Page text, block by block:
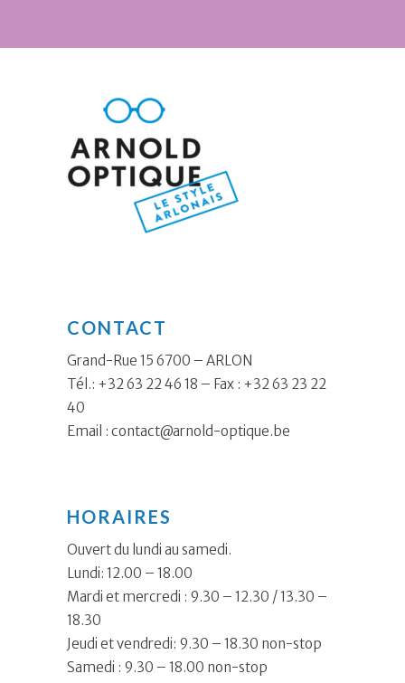
CONTACT
Grand-Rue 15 6700 – ARLON
Tél.: +32 63 22 46 18 – Fax : +32 63 23 22
40
Email : contact@arnold-optique.be
HORAIRES
Ouvert du lundi au samedi.
Lundi: 12.00 – 18.00
Mardi et mercredi : 9.30 – 12.30 / 13.30 –
18.30
Jeudi et vendredi: 9.30 – 18.30 non-stop
Samedi : 9.30 – 18.00 non-stop